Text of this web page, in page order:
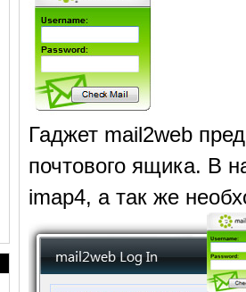
Гаджет mail2web
почтового ящика. В
imap4, а так же